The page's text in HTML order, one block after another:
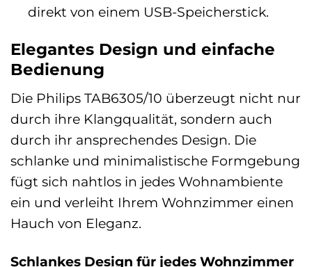
direkt von einem USB-Speicherstick.
Elegantes Design und einfache
Bedienung
Die Philips TAB6305/10 überzeugt nicht nur
durch ihre Klangqualität, sondern auch
durch ihr ansprechendes Design. Die
schlanke und minimalistische Formgebung
fügt sich nahtlos in jedes Wohnambiente
ein und verleiht Ihrem Wohnzimmer einen
Hauch von Eleganz.
Schlankes Design für jedes Wohnzimmer